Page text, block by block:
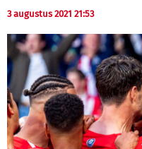
3 augustus 2021 21:53